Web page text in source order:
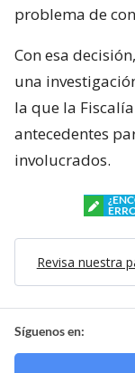
problema de
Con esa
una
la que la
antecedentes
involucrados.
Revisa nuestra
Síguenos en: